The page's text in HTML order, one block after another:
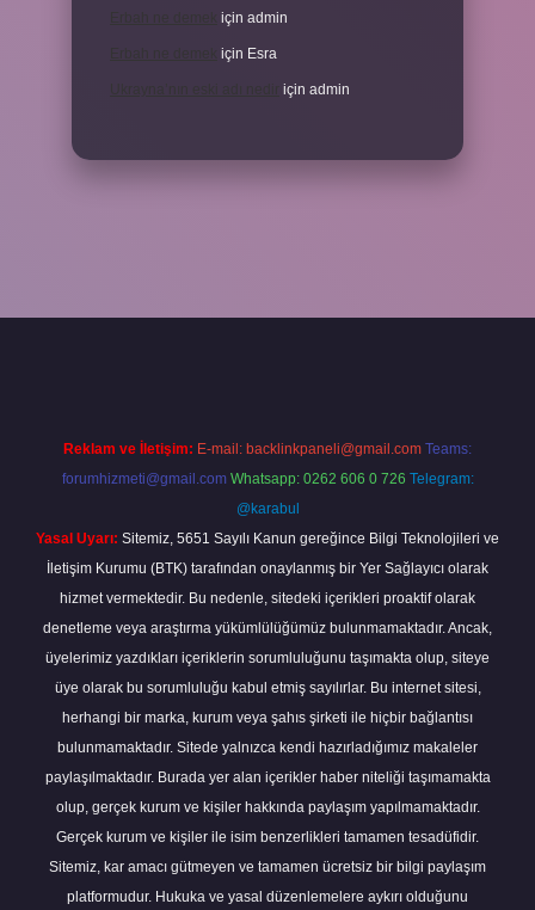
için admin
için Esra
için admin
Reklam ve İletişim: E-mail: backlinkpaneli@gmail.com Teams:
forumhizmeti@gmail.com Whatsapp: 0262 606 0 726 Telegram:
@karabul
Yasal Uyarı: Sitemiz, 5651 Sayılı Kanun gereğince Bilgi Teknolojileri ve
İletişim Kurumu (BTK) tarafından onaylanmış bir Yer Sağlayıcı olarak
hizmet vermektedir. Bu nedenle, sitedeki içerikleri proaktif olarak
denetleme veya araştırma yükümlülüğümüz bulunmamaktadır. Ancak,
üyelerimiz yazdıkları içeriklerin sorumluluğunu taşımakta olup, siteye
üye olarak bu sorumluluğu kabul etmiş sayılırlar. Bu internet sitesi,
herhangi bir marka, kurum veya şahıs şirketi ile hiçbir bağlantısı
bulunmamaktadır. Sitede yalnızca kendi hazırladığımız makaleler
paylaşılmaktadır. Burada yer alan içerikler haber niteliği taşımamakta
olup, gerçek kurum ve kişiler hakkında paylaşım yapılmamaktadır.
Gerçek kurum ve kişiler ile isim benzerlikleri tamamen tesadüfidir.
Sitemiz, kar amacı gütmeyen ve tamamen ücretsiz bir bilgi paylaşım
platformudur. Hukuka ve yasal düzenlemelere aykırı olduğunu